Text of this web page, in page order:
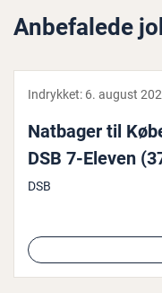
Anbefalede
Indrykket: 6. august
Natbager til
DSB 7-Eleven
DSB